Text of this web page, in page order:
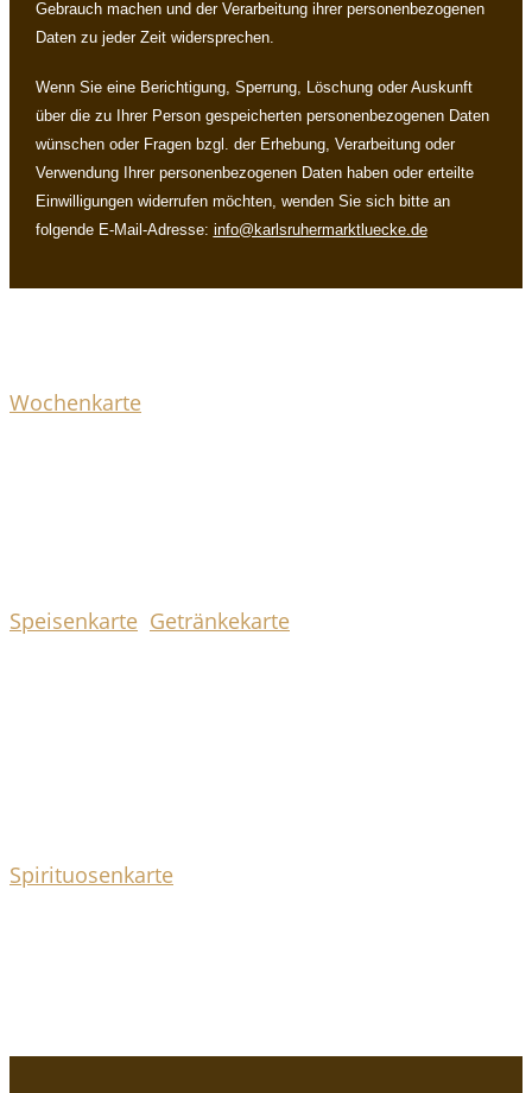
Gebrauch machen und der Verarbeitung ihrer personenbezogenen
Daten zu jeder Zeit widersprechen.
Wenn Sie eine Berichtigung, Sperrung, Löschung oder Auskunft
über die zu Ihrer Person gespeicherten personenbezogenen Daten
wünschen oder Fragen bzgl. der Erhebung, Verarbeitung oder
Verwendung Ihrer personenbezogenen Daten haben oder erteilte
Einwilligungen widerrufen möchten, wenden Sie sich bitte an
folgende E-Mail-Adresse: info@karlsruhermarktluecke.de
Wochenkarte
Speisenkarte Getränkekarte
Spirituosenkarte